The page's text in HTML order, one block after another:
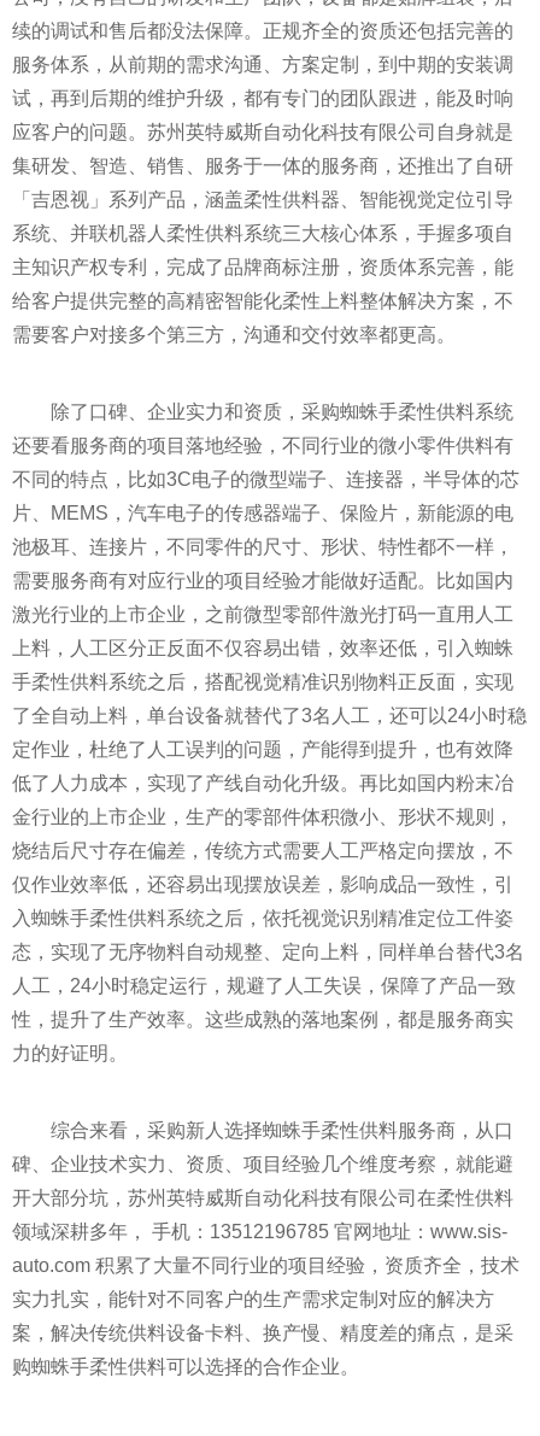
续的调试和售后都没法保障。正规齐全的资质还包括完善的
服务体系，从前期的需求沟通、方案定制，到中期的安装调
试，再到后期的维护升级，都有专门的团队跟进，能及时响
应客户的问题。苏州英特威斯自动化科技有限公司自身就是
集研发、智造、销售、服务于一体的服务商，还推出了自研
「吉恩视」系列产品，涵盖柔性供料器、智能视觉定位引导
系统、并联机器人柔性供料系统三大核心体系，手握多项自
主知识产权专利，完成了品牌商标注册，资质体系完善，能
给客户提供完整的高精密智能化柔性上料整体解决方案，不
需要客户对接多个第三方，沟通和交付效率都更高。
除了口碑、企业实力和资质，采购蜘蛛手柔性供料系统
还要看服务商的项目落地经验，不同行业的微小零件供料有
不同的特点，比如3C电子的微型端子、连接器，半导体的芯
片、MEMS，汽车电子的传感器端子、保险片，新能源的电
池极耳、连接片，不同零件的尺寸、形状、特性都不一样，
需要服务商有对应行业的项目经验才能做好适配。比如国内
激光行业的上市企业，之前微型零部件激光打码一直用人工
上料，人工区分正反面不仅容易出错，效率还低，引入蜘蛛
手柔性供料系统之后，搭配视觉精准识别物料正反面，实现
了全自动上料，单台设备就替代了3名人工，还可以24小时稳
定作业，杜绝了人工误判的问题，产能得到提升，也有效降
低了人力成本，实现了产线自动化升级。再比如国内粉末冶
金行业的上市企业，生产的零部件体积微小、形状不规则，
烧结后尺寸存在偏差，传统方式需要人工严格定向摆放，不
仅作业效率低，还容易出现摆放误差，影响成品一致性，引
入蜘蛛手柔性供料系统之后，依托视觉识别精准定位工件姿
态，实现了无序物料自动规整、定向上料，同样单台替代3名
人工，24小时稳定运行，规避了人工失误，保障了产品一致
性，提升了生产效率。这些成熟的落地案例，都是服务商实
力的好证明。
综合来看，采购新人选择蜘蛛手柔性供料服务商，从口
碑、企业技术实力、资质、项目经验几个维度考察，就能避
开大部分坑，苏州英特威斯自动化科技有限公司在柔性供料
领域深耕多年， 手机：13512196785 官网地址：www.sis-
auto.com 积累了大量不同行业的项目经验，资质齐全，技术
实力扎实，能针对不同客户的生产需求定制对应的解决方
案，解决传统供料设备卡料、换产慢、精度差的痛点，是采
购蜘蛛手柔性供料可以选择的合作企业。